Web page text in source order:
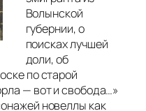
Волынской
губернии, о
поисках лучшей
доли, об
по старой
— вот и свобода…»
новеллы как